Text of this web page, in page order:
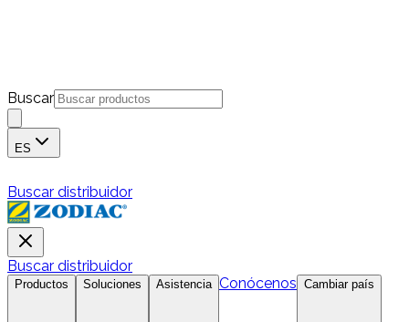
Buscar
ES
Buscar distribuidor
Buscar distribuidor
Productos Soluciones Asistencia Conócenos Cambiar país